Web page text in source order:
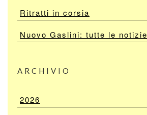
Ritratti in corsia
Nuovo Gaslini: tutte le notizie
ARCHIVIO
2026